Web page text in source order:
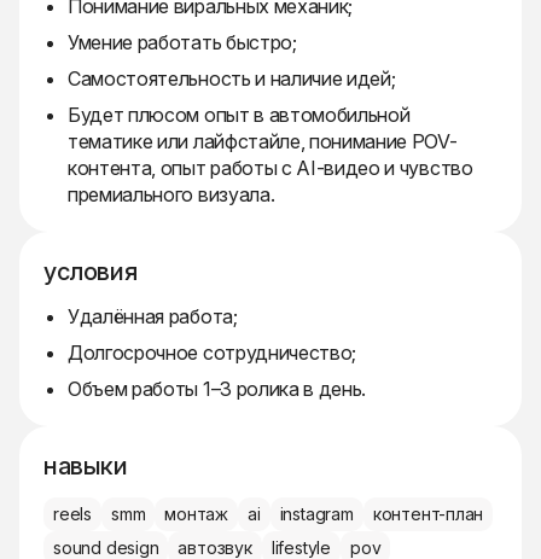
Понимание виральных механик;
Умение работать быстро;
Самостоятельность и наличие идей;
Будет плюсом опыт в автомобильной
тематике или лайфстайле, понимание POV-
контента, опыт работы с AI-видео и чувство
премиального визуала.
условия
Удалённая работа;
Долгосрочное сотрудничество;
Объем работы 1–3 ролика в день.
навыки
reels smm монтаж ai instagram
контент-план
sound design
автозвук lifestyle
pov